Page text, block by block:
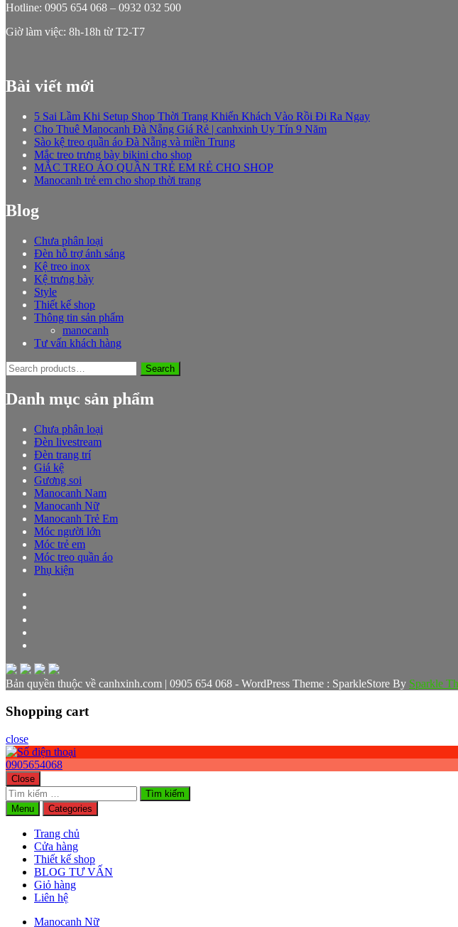
Hotline: 0905 654 068 – 0932 032 500
Giờ làm việc: 8h-18h từ T2-T7
Bài viết mới
5 Sai Lầm Khi Setup Shop Thời Trang Khiến Khách Vào Rồi Đi Ra Ngay
Cho Thuê Manocanh Đà Nẵng Giá Rẻ | canhxinh Uy Tín 9 Năm
Sào kệ treo quần áo Đà Nẵng và miền Trung
Mắc treo trưng bày bikini cho shop
MẮC TREO ÁO QUẦN TRẺ EM RẺ CHO SHOP
Manocanh trẻ em cho shop thời trang
Blog
Chưa phân loại
Đèn hỗ trợ ánh sáng
Kệ treo inox
Kệ trưng bày
Style
Thiết kế shop
Thông tin sản phẩm
manocanh
Tư vấn khách hàng
Search
for:
Search
Danh mục sản phẩm
Chưa phân loại
Đèn livestream
Đèn trang trí
Giá kệ
Gương soi
Manocanh Nam
Manocanh Nữ
Manocanh Trẻ Em
Móc người lớn
Móc trẻ em
Móc treo quần áo
Phụ kiện
Bản quyền thuộc về canhxinh.com | 0905 654 068 - WordPress Theme : SparkleStore By Sparkle
Shopping cart
close
0905654068
Close
Tìm
kiếm
cho:
Menu Categories
Trang chủ
Cửa hàng
Thiết kế shop
BLOG TƯ VẤN
Giỏ hàng
Liên hệ
Manocanh Nữ